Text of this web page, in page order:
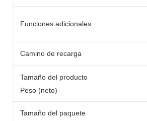
Funciones adicionales
Camino de recarga
Tamaño del producto
Peso (neto)
Tamaño del paquete